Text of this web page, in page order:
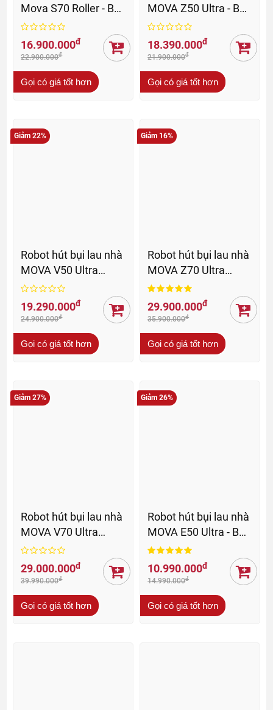
Mova S70 Roller - BH
36 Th
16.900.000đ
22.900.000đ
Gọi có giá tốt hơn
MOVA Z50 Ultra - BH
36 Th
18.390.000đ
21.900.000đ
Gọi có giá tốt hơn
Giảm 22%
Robot hút bụi lau nhà
MOVA V50 Ultra
Complete - BH 36 Th
19.290.000đ
24.900.000đ
Gọi có giá tốt hơn
Giảm 16%
Robot hút bụi lau nhà
MOVA Z70 Ultra
Roller - BH 36 Th
29.900.000đ
35.900.000đ
Gọi có giá tốt hơn
Giảm 27%
Robot hút bụi lau nhà
MOVA V70 Ultra
Complete - BH 36 Th
29.000.000đ
39.990.000đ
Gọi có giá tốt hơn
Giảm 26%
Robot hút bụi lau nhà
MOVA E50 Ultra - BH
36 Th
10.990.000đ
14.990.000đ
Gọi có giá tốt hơn